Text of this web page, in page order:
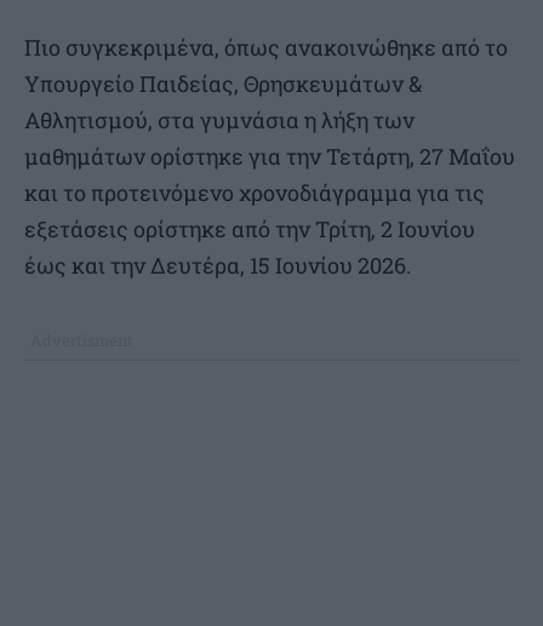
Πιο συγκεκριμένα, όπως ανακοινώθηκε από το
Υπουργείο Παιδείας, Θρησκευμάτων &
Αθλητισμού, στα γυμνάσια η λήξη των
μαθημάτων ορίστηκε για την Τετάρτη, 27 Μαΐου
και το προτεινόμενο χρονοδιάγραμμα για τις
εξετάσεις ορίστηκε από την Τρίτη, 2 Ιουνίου
έως και την Δευτέρα, 15 Ιουνίου 2026.